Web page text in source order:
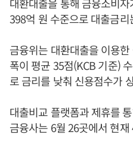
398억 원 수준으로 대출금
금융위는 대환대출을 이용
폭이 평균 35점(KCB 기준)
로 금리를 낮춰 신용점수가
대출비교 플랫폼과 제휴를
금융사는 6월 26곳에서 현